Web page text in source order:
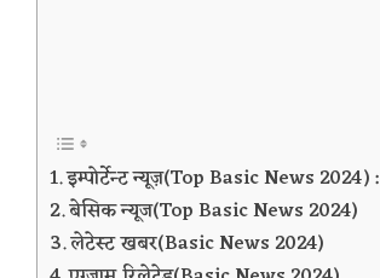
इम्पोर्टेन्ट न्यूज़(Top Basic News 2024) :
बेसिक न्यूज(Top Basic News 2024)
लेटेस्ट खबर(Basic News 2024)